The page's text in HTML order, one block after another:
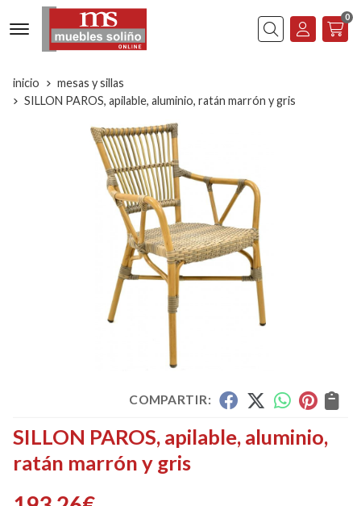
Buscar
0
inicio
mesas y sillas
SILLON PAROS, apilable, aluminio, ratán marrón y gris
COMPARTIR:
SILLON PAROS, apilable, aluminio,
ratán marrón y gris